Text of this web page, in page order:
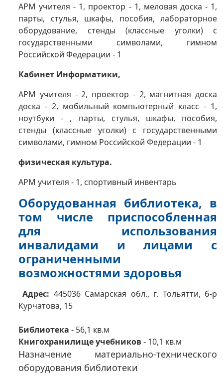
АРМ учителя - 1, проектор - 1, меловая доска - 1,
парты, стулья, шкафы, пособия, лабораторное
оборудование, стенды (классные уголки) с
государственными символами, гимном
Российской Федерации - 1
Кабинет Информатики,
АРМ учителя - 2, проектор - 2, магнитная доска
доска - 2, мобильный компьютерный класс - 1,
ноутбуки - , парты, стулья, шкафы, пособия,
стенды (классные уголки) с государственными
символами, гимном Российской Федерации - 1
физическая культура.
АРМ учителя - 1, спортивный инвентарь
Оборудованная библиотека, в
том числе приспособленная
для использования
инвалидами и лицами с
ограниченными
возможностями здоровья
Адрес: 445036 Самарская обл., г. Тольятти, б-р
Курчатова, 15
Библиотека - 56,1 кв.м
Книгохранилище учебников- 10,1 кв.м
Назначение материально-технического
оборудования библиотеки